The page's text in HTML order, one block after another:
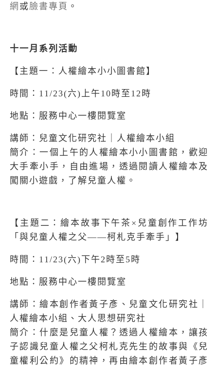
網 或臉書專頁 。
十一月系列活動
【主題一：人權繪本小小圖書館】
時間：11/23(六)上午10時至12時
地點：服務中心一樓閱覽室
講師：兒童文化研究社｜人權繪本小組
簡介：一個上午的人權繪本小小圖書館，歡迎
大手牽小手，自由進場，透過閱讀人權繪本及
闖關小遊戲，了解兒童人權。
【主題二：繪本故事下午茶×兒童創作工作坊
「與兒童人權之父——柯札克手牽手」】
時間：11/23(六)下午2時至5時
地點：服務中心一樓閱覽室
講師：繪本創作者黃子彥、兒童文化研究社｜
人權繪本小組、大人思想研究社
簡介：什麼是兒童人權？透過人權繪本，讓孩
子認識兒童人權之父柯札克先生的故事與《兒
童權利公約》的精神，再由繪本創作者黃子彥